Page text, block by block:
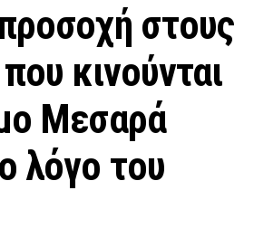
στους
κινούνται
Μεσαρά
λόγο του